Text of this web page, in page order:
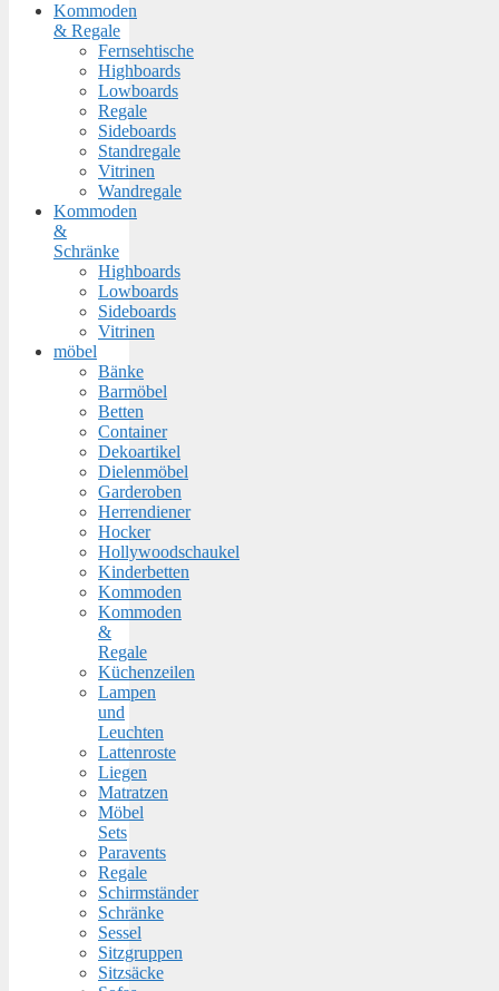
Kommoden
& Regale
Fernsehtische
Highboards
Lowboards
Regale
Sideboards
Standregale
Vitrinen
Wandregale
Kommoden
&
Schränke
Highboards
Lowboards
Sideboards
Vitrinen
möbel
Bänke
Barmöbel
Betten
Container
Dekoartikel
Dielenmöbel
Garderoben
Herrendiener
Hocker
Hollywoodschaukel
Kinderbetten
Kommoden
Kommoden
&
Regale
Küchenzeilen
Lampen
und
Leuchten
Lattenroste
Liegen
Matratzen
Möbel
Sets
Paravents
Regale
Schirmständer
Schränke
Sessel
Sitzgruppen
Sitzsäcke